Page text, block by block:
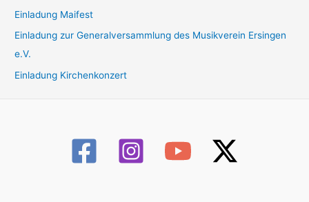
Einladung Maifest
Einladung zur Generalversammlung des Musikverein Ersingen
e.V.
Einladung Kirchenkonzert